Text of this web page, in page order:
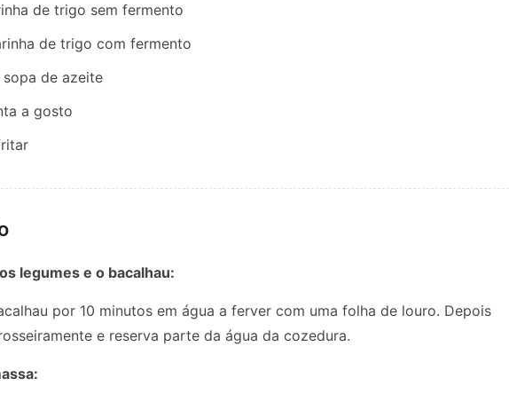
de trigo sem fermento
de trigo com fermento
sopa de azeite
a gosto
legumes e o bacalhau:
por 10 minutos em água a ferver com uma folha de louro. Depois
e reserva parte da água da cozedura.